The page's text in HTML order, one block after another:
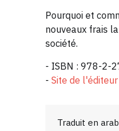
Pourquoi et
nouveaux frais
société.
- ISBN : 978-2-
- Site de l'éditeur
Traduit en